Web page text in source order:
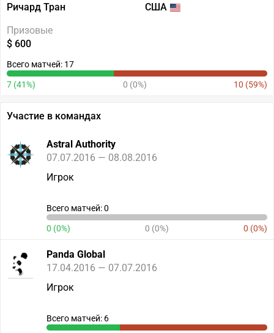
Ричард Тран
США
Призовые
$ 600
Всего матчей: 17
7 (41%) 0 (0%) 10 (59%)
Участие в командах
Astral Authority
07.07.2016 — 08.08.2016
Игрок
Всего матчей: 0
0 (0%) 0 (0%) 0 (0%)
Panda Global
17.04.2016 — 07.07.2016
Игрок
Всего матчей: 6